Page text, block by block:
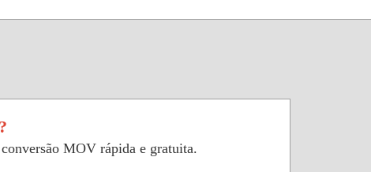
MOV rápida e gratuita.